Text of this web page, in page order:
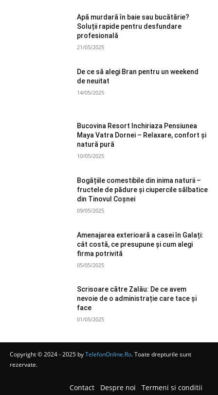
Apă murdară în baie sau bucătărie?
Soluții rapide pentru desfundare
profesională
21/05/2025
De ce să alegi Bran pentru un weekend
de neuitat
14/05/2025
Bucovina Resort Inchiriaza Pensiunea
Maya Vatra Dornei – Relaxare, confort și
natură pură
10/05/2025
Bogățiile comestibile din inima naturii –
fructele de pădure și ciupercile sălbatice
din Tinovul Coșnei
09/05/2025
Amenajarea exterioară a casei în Galați:
cât costă, ce presupune și cum alegi
firma potrivită
05/05/2025
Scrisoare către Zalău: De ce avem
nevoie de o administrație care tace și
face
01/05/2025
Copyright © 2024 - 2025 byTelefonOnline.Ro. Toate drepturile sunt
rezervate.
Contact Despre noi Termeni si conditii